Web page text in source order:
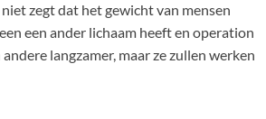
zegt dat het gewicht van mensen
een ander lichaam heeft en operation
langzamer, maar ze zullen werken